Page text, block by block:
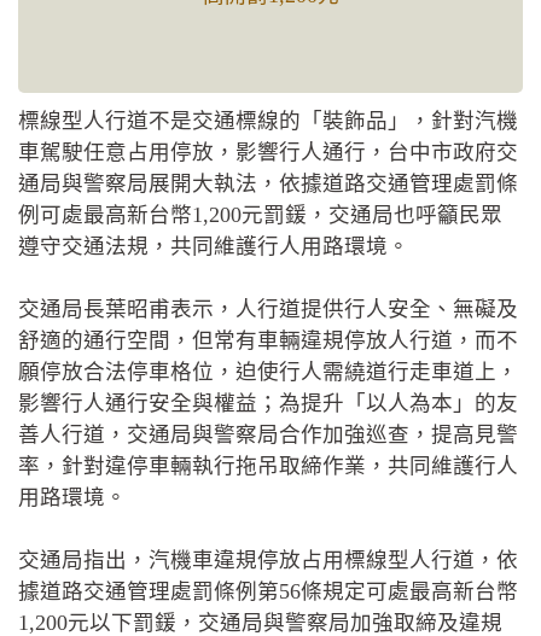
標線型人行道不是交通標線的「裝飾品」，針對汽機
車駕駛任意占用停放，影響行人通行，台中市政府交
通局與警察局展開大執法，依據道路交通管理處罰條
例可處最高新台幣1,200元罰鍰，交通局也呼籲民眾
遵守交通法規，共同維護行人用路環境。
交通局長葉昭甫表示，人行道提供行人安全、無礙及
舒適的通行空間，但常有車輛違規停放人行道，而不
願停放合法停車格位，迫使行人需繞道行走車道上，
影響行人通行安全與權益；為提升「以人為本」的友
善人行道，交通局與警察局合作加強巡查，提高見警
率，針對違停車輛執行拖吊取締作業，共同維護行人
用路環境。
交通局指出，汽機車違規停放占用標線型人行道，依
據道路交通管理處罰條例第56條規定可處最高新台幣
1,200元以下罰鍰，交通局與警察局加強取締及違規